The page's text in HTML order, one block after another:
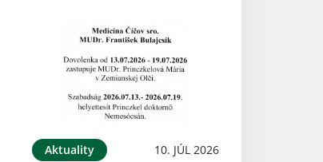
Aktuality 10. JÚL 2026